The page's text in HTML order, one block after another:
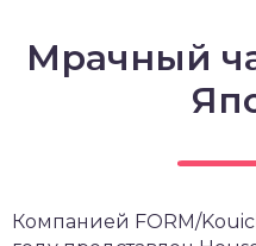
Мрачный
Компанией FORM/